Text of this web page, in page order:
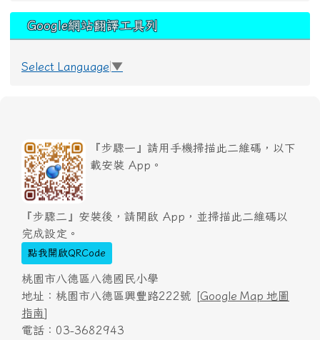
Google網站翻譯工具列
Select Language ▼
『步驟一』請用手機掃描此二維碼，以下
載安裝 App。
『步驟二』安裝後，請開啟 App，並掃描此二維碼以
完成設定。
點我開啟QRCode
桃園市八德區八德國民小學
地址：桃園市八德區興豐路222號 [Google Map 地圖
指南]
電話：03-3682943